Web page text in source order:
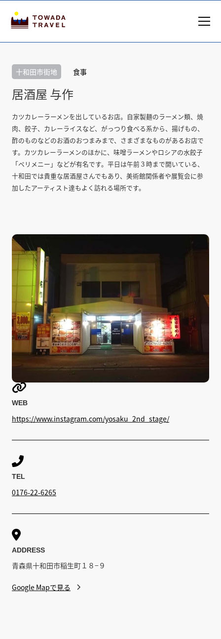
十和田市街地 食事
居酒屋 与作
カツカレーラーメンを出しているお店。自家製麺のラーメン類、焼
肉、餃子、カレーライスなど、がっつり食べる系から、揚げもの、
酢のものなどのお酒のおつまみまで、さまざまなものがあるお店で
す。カツカレーラーメンのほかに、味噌ラーメンやロシアの水餃子
「ペリメニー」などが有名です。平日は午前３時まで開いている、
十和田では貴重な居酒屋さんでもあり、美術館関係者や展覧会に参
加したアーティスト達もよく訪れる場所です。

WEB
https://www.instagram.com/yosaku_2nd_stage/

TEL
0176-22-6265

ADDRESS
青森県十和田市稲生町１８−９
Google Mapで見る